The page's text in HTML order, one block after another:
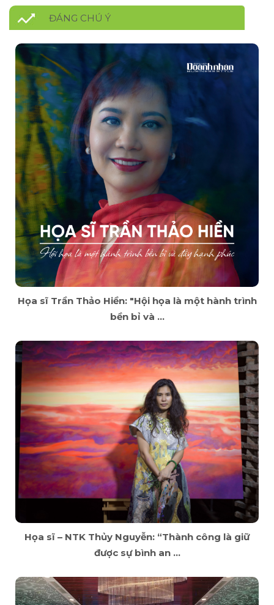
ĐÁNG CHÚ Ý
Họa sĩ Trần Thảo Hiền: "Hội họa là một hành trình
bền bỉ và ...
Họa sĩ – NTK Thủy Nguyễn: “Thành công là giữ
được sự bình an ...